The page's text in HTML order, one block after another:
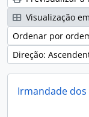
Visualização
Ordenar por
Direção:
Irmandade